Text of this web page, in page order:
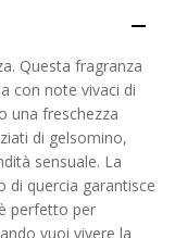
Questa fragranza
con note vivaci di
una freschezza
di gelsomino,
sensuale. La
di quercia garantisce
perfetto per
vuoi vivere la